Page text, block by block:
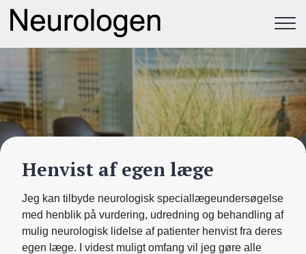
Gå
Henvist af egen læge
Jeg kan tilbyde neurologisk speciallægeundersøgelse
med henblik på vurdering, udredning og behandling af
mulig neurologisk lidelse af patienter henvist fra deres
egen læge. I videst muligt omfang vil jeg gøre alle